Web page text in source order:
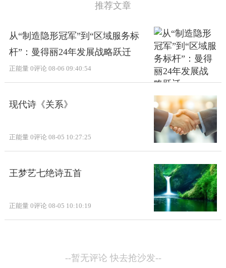
推荐文章
从“制造隐形冠军”到“区域服务标
杆”：曼得丽24年发展战略跃迁
正能量 0评论 08-06 09:40:54
现代诗《关系》
正能量 0评论 08-05 10:27:25
王梦艺七绝诗五首
正能量 0评论 08-05 10:10:19
--暂无评论 快去抢沙发--